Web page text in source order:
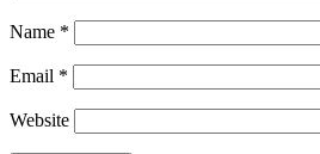
Name *
Email *
Website